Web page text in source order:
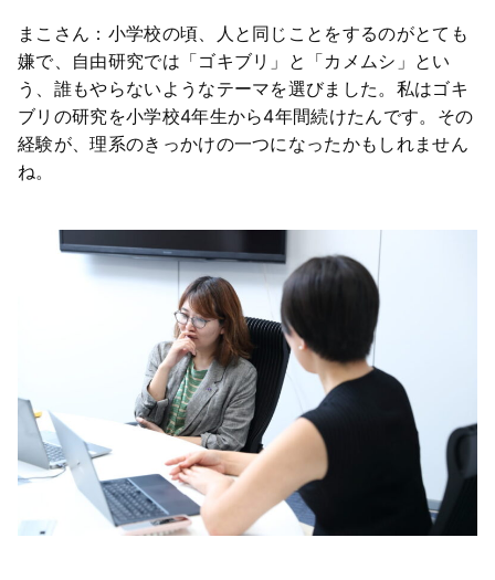
まこさん：小学校の頃、人と同じことをするのがとても
嫌で、自由研究では「ゴキブリ」と「カメムシ」とい
う、誰もやらないようなテーマを選びました。私はゴキ
ブリの研究を小学校4年生から4年間続けたんです。その
経験が、理系のきっかけの一つになったかもしれません
ね。